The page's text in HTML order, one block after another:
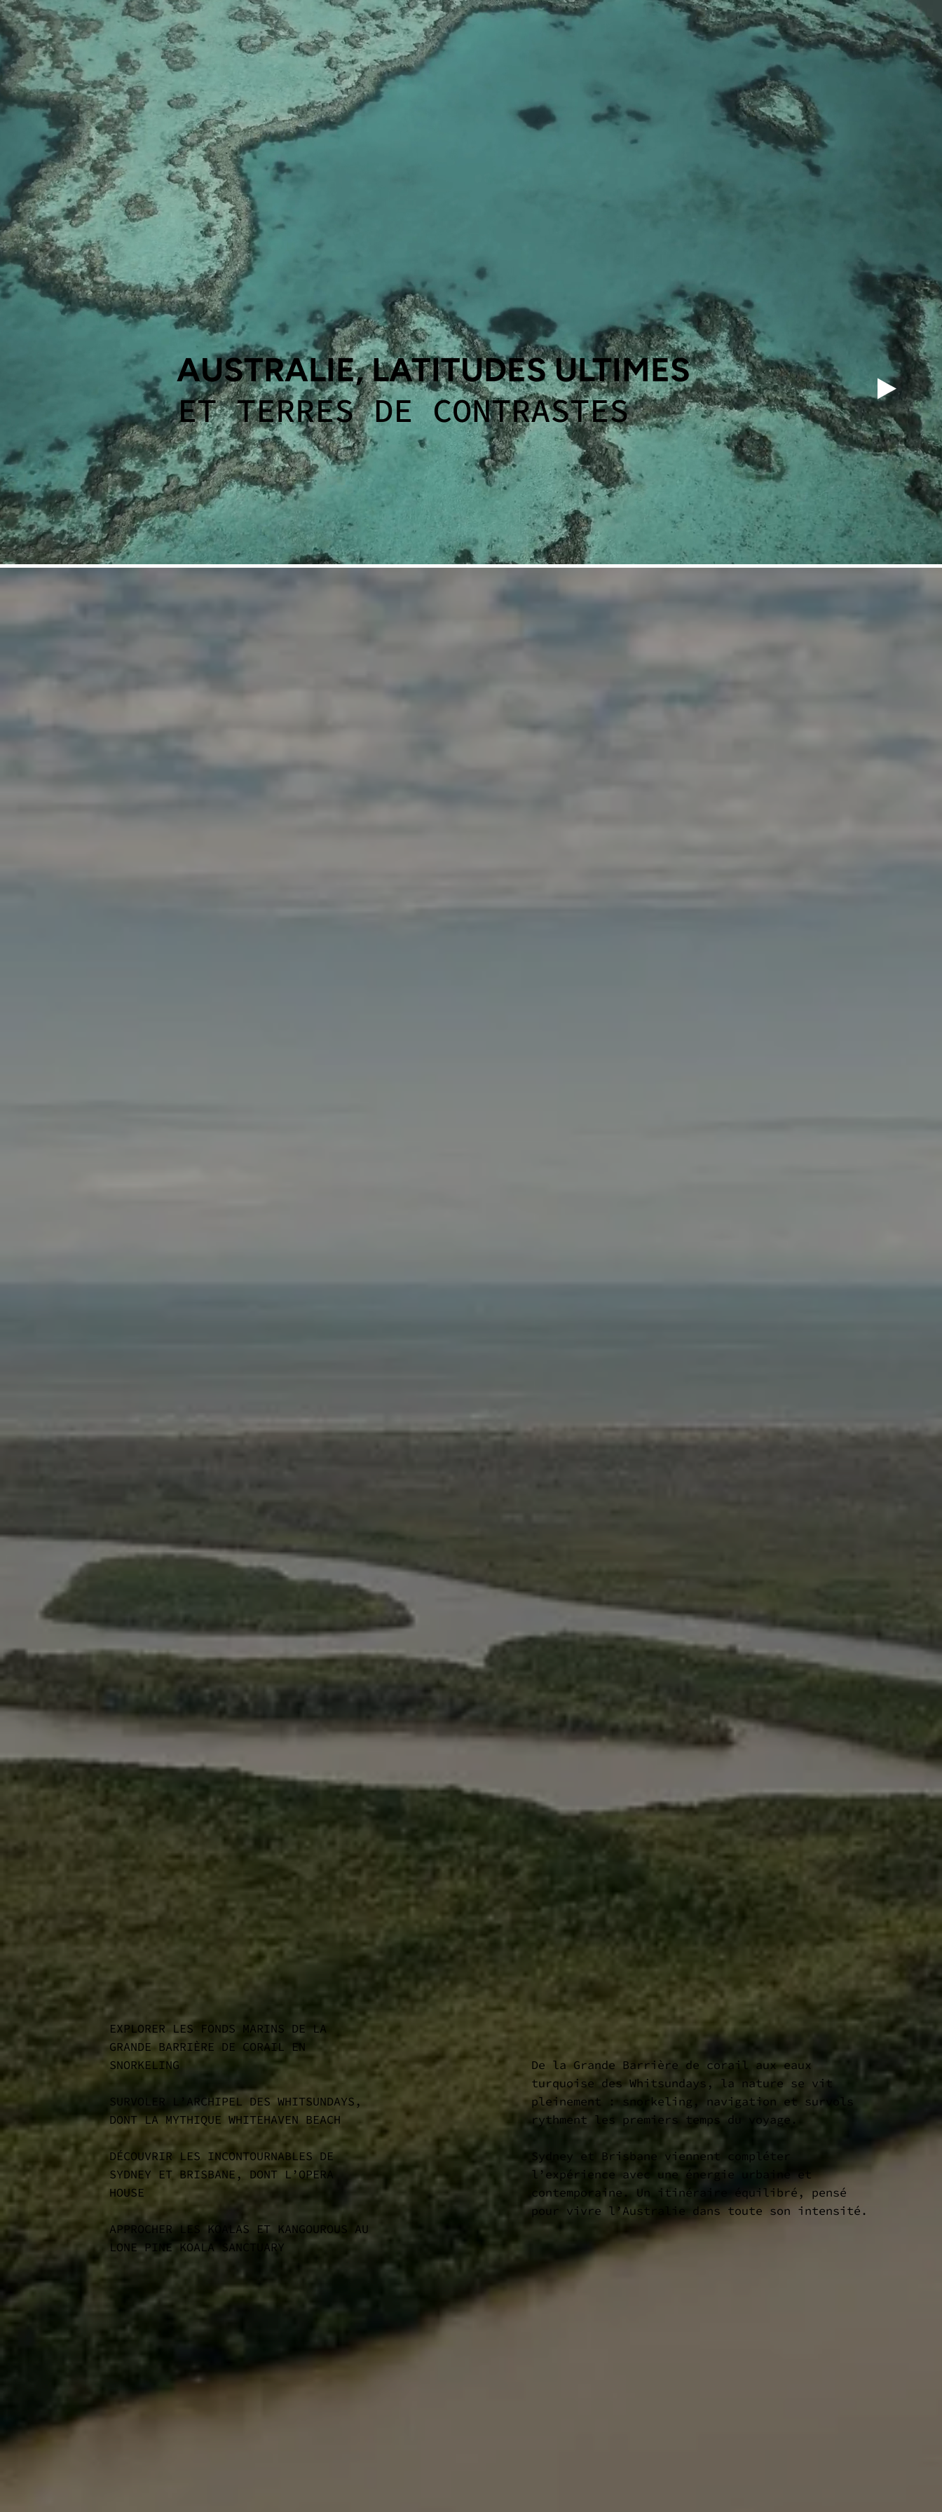
AUSTRALIE, LATITUDES ULTIMES
ET TERRES DE CONTRASTES
EXPLORER LES FONDS MARINS DE LA
GRANDE BARRIÈRE DE CORAIL EN
SNORKELING
SURVOLER L’ARCHIPEL DES WHITSUNDAYS,
DONT LA MYTHIQUE WHITEHAVEN BEACH
DÉCOUVRIR LES INCONTOURNABLES DE
SYDNEY ET BRISBANE, DONT L’OPERA
HOUSE
APPROCHER LES KOALAS ET KANGOUROUS AU
LONE PINE KOALA SANCTUARY
De la Grande Barrière de corail aux eaux
turquoise des Whitsundays, la nature se vit
pleinement : snorkeling, navigation et survols
rythment les premiers temps du voyage.
Sydney et Brisbane viennent compléter
l’expérience avec une énergie urbaine et
contemporaine. Un itinéraire équilibré, pensé
pour vivre l’Australie dans toute son intensité.